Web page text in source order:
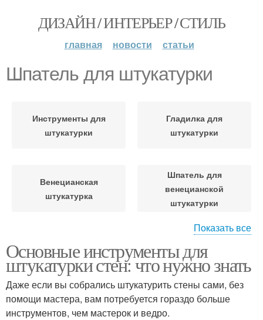
ДИЗАЙН / ИНТЕРЬЕР / СТИЛЬ
главная новости статьи
Шпатель для штукатурки
Инструменты для
штукатурки
Гладилка для
штукатурки
Венецианская
штукатурка
Шпатель для
венецианской
штукатурки
штукатурки
Показать все
Основные инструменты для
штукатурки стен: что нужно знать
Даже если вы собрались штукатурить стены сами, без
помощи мастера, вам потребуется гораздо больше
инструментов, чем мастерок и ведро.